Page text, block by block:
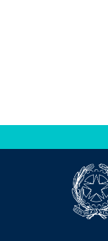
Evaluate